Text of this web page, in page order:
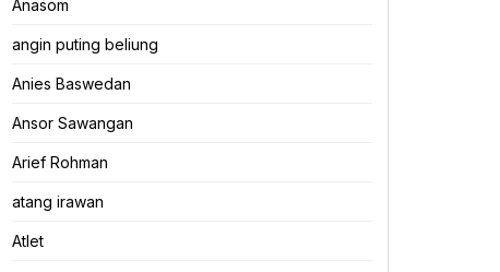
Anasom
angin puting beliung
Anies Baswedan
Ansor Sawangan
Arief Rohman
atang irawan
Atlet